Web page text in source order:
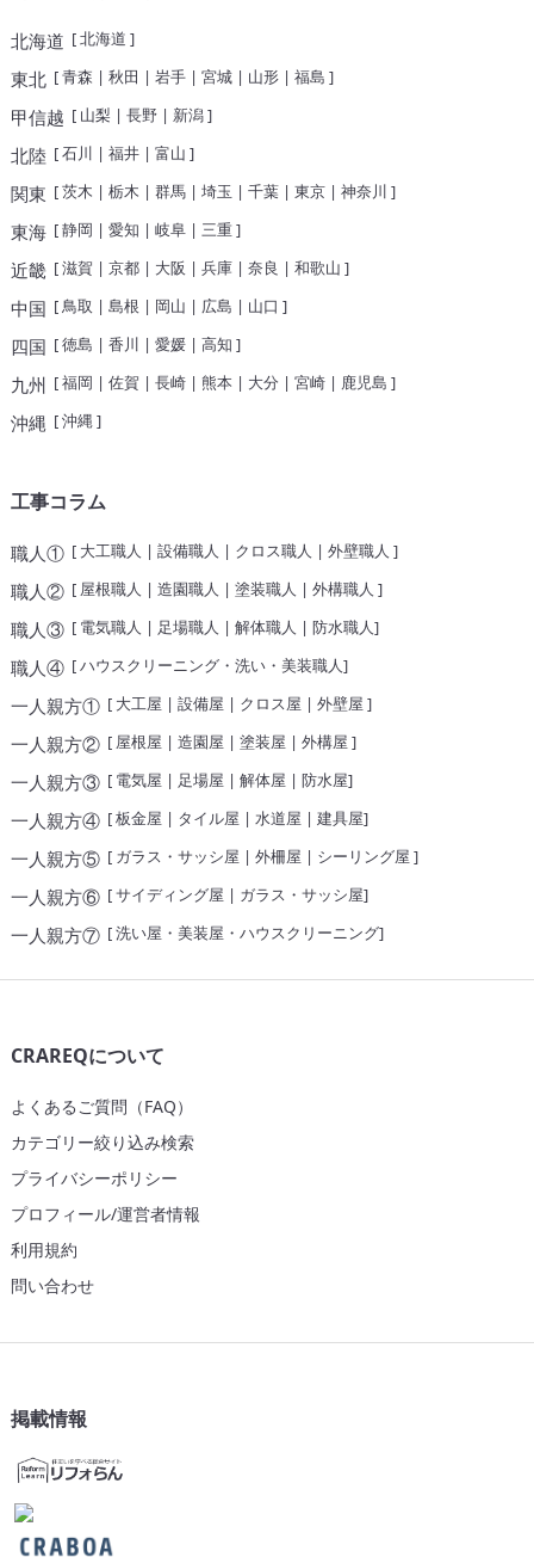
北海道 [北海道 ]
東北 [青森 | 秋田 | 岩手| 宮城| 山形| 福島 ]
甲信越 [ 山梨 | 長野| 新潟]
北陸 [石川 | 福井| 富山 ]
関東 [茨木 | 栃木 | 群馬| 埼玉 | 千葉| 東京| 神奈川 ]
東海[静岡 | 愛知 | 岐阜| 三重]
近畿[滋賀 | 京都| 大阪 | 兵庫| 奈良 | 和歌山 ]
中国 [鳥取 | 島根 | 岡山 | 広島 | 山口 ]
四国 [徳島 | 香川 | 愛媛| 高知 ]
九州 [福岡 | 佐賀 | 長崎| 熊本| 大分 | 宮崎| 鹿児島 ]
沖縄 [沖縄]
工事コラム
職人①[ 大工職人 | 設備職人 | クロス職人 | 外壁職人 ]
職人②[ 屋根職人 | 造園職人 | 塗装職人 | 外構職人 ]
職人③[ 電気職人 | 足場職人 | 解体職人 | 防水職人]
職人④[ハウスクリーニング・洗い・美装職人]
一人親方①[ 大工屋 | 設備屋 | クロス屋 | 外壁屋 ]
一人親方②[ 屋根屋 | 造園屋 | 塗装屋 | 外構屋 ]
一人親方③[ 電気屋 | 足場屋 | 解体屋 | 防水屋]
一人親方④[板金屋 | タイル屋 | 水道屋 | 建具屋]
一人親方⑤[ ガラス・サッシ屋 | 外柵屋 | シーリング屋 ]
一人親方⑥[サイディング屋 | ガラス・サッシ屋]
一人親方⑦[洗い屋・美装屋・ハウスクリーニング]
CRAREQについて
よくあるご質問（FAQ）
カテゴリー絞り込み検索
プライバシーポリシー
プロフィール/運営者情報
利用規約
問い合わせ
掲載情報